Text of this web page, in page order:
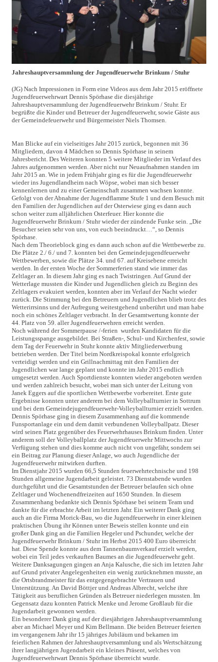
Jahreshauptversammlung der Jugendfeuerwehr Brinkum / Stuhr
(JG) Nach Impressionen in Form eine Videos aus dem Jahr 2015 eröffnete
Jugendfeuerwehrwart Dennis Spörhase die diesjährige
Jahreshauptversammlung der Jugendfeuerwehr Brinkum / Stuhr. Er
begrüßte die Kinder und Betreuer der Jugendfeuerwehr, sowie Gäste aus
der Gemeindefeuerwehr und Bürgermeister Niels Thomsen.
Man Blicke auf ein vielseitiges Jahr 2015 zurück, begonnen mit 36
Mitgliedern, davon 4 Mädchen so Dennis Spörhase in seinem
Jahresbericht. Des Weiteren konnten 5 weitere Mitglieder im Verlauf des
Jahres aufgenommen werden. Aber nicht nur Neuaufnahmen standen im
Jahr 2015 an. Wie in jedem Frühjahr ging es für die Jugendfeuerwehr
wieder ins Jugendlandheim nach Wöpse, wobei man sich besser
kennenlernen und zu einer Gemeinschaft zusammen wachsen konnte.
Gefolgt von der Abnahme der Jugendflamme Stufe 1 und dem Besuch mit
den Familien der Jugendlichen auf der Osterwiese ging es dann auch
schon weiter zum alljährlichen Osterfeuer. Hier konnte die
Jugendfeuerwehr Brinkum / Stuhr wieder der zündende Funke sein. „Die
Besucher seien sehr von uns, von euch beeindruckt…“, so Dennis
Spörhase.
Nach dem Theorieblock ging es dann auch schon auf die Wettbewerbe zu.
Die Plätze 2./ 6./ und 7. konnten bei den Gemeindejugendfeuerwehr
Wettbewerben, sowie die Plätze 34. und 67. auf Kreisebene erreicht
werden. In der ersten Woche der Sommerferien stand wie immer das
Zeltlager an. In diesem Jahr ging es nach Twistringen. Auf Grund der
Wetterlage mussten die Kinder und Jugendlichen gleich zu Beginn des
Zeltlagers evakuiert werden, konnten aber im Verlauf der Nacht wieder
zurück. Die Stimmung bei den Betreuern und Jugendlichen blieb trotz des
Wetterirrsinns und der Aufregung weitestgehend unberührt und man habe
noch ein schönes Zeltlager verbracht. In der Gesamtwertung konnte der
44. Platz von 59. aller Jugendfeuerwehren erreicht werden.
Noch während der Sommerpause /-ferien wurden Kandidaten für die
Leistungsspange ausgebildet. Bei Straßen-, Schul- und Kirchenfest, sowie
dem Tag der Feuerwehr in Stuhr konnte aktiv Mitgliederwerbung
betrieben werden. Der Titel beim Nordkreispokal konnte erfolgreich
verteidigt werden und ein Grillnachmittag mit den Familien der
Jugendlichen war lange geplant und konnte im Jahr 2015 endlich
umgesetzt werden. Auch Sportdienste konnten wieder angeboten werden
und werden zahlreich besucht, wobei man sich unter der Leitung von
Janek Eggers auf die sportlichen Wettbewerbe vorbereitet. Erste gute
Ergebnisse konnten unter anderem bei dem Volleyballturnier in Sottrum
und bei dem Gemeindejugendfeuerwehr-Volleyballturnier erzielt werden.
Dennis Spörhase ging in diesem Zusammenhang auf die kommende
Funsportanlage ein und dem damit verbundenen Volleyballpatz. Dieser
wird seinen Platz gegenüber des Feuerwehrhauses Brinkum finden. Unter
anderem soll der Volleyballplatz der Jugendfeuerwehr Mittwochs zur
Verfügung stehen und dies komme auch nicht von ungefähr, sondern sei
ein Beitrag zur Planung dieser Anlage, wo auch Jugendliche der
Jugendfeuerwehr mitwirken durften.
Im Dienstjahr 2015 wurden 66,5 Stunden feuerwehrtechnische und 198
Stunden allgemeine Jugendarbeit geleistet. 73 Dienstabende wurden
durchgeführt und die Gesamtstunden der Betreuer belaufen sich ohne
Zeltlager und Wochenendfreizeiten auf 1650 Stunden. In diesem
Zusammenhang bedankte sich Dennis Spörhase bei seinem Team und
dankte für die erbrachte Arbeit im letzten Jahr. Ein weiterer Dank ging
auch an die Firma Morick-Bau, wo die Jugendfeuerwehr in einer kleinen
praktischen Übung ihr Können unter Beweis stellen konnte und ein
großer Dank ging an die Familien Hegeler und Pschunder, welche der
Jugendfeuerwehr Brinkum / Stuhr im Herbst 2015 400 Euro überreicht
hat. Diese Spende konnte aus dem Tannenbaumverkauf erzielt werden,
wobei ein Teil jedes verkauften Baumes an die Jugendfeuerwehr geht.
Weitere Danksagungen gingen an Anja Kalusche, die sich im letzten Jahr
auf Grund privater Angelegenheiten ein wenig zurücknehmen musste, an
die Ortsbrandmeister für das entgegengebrachte Vertrauen und
Unterstützung. An David Böttjer und Andreas Albrecht, welche ihre
Tätigkeit aus beruflichen Gründen als Betreuer niederlegen mussten. Im
Gegensatz dazu konnten Patrick Menke und Jerome Großlaub für die
Jugendarbeit gewonnen werden.
Ein besonderer Dank ging auf der diesjährigen Jahreshauptversammlung
aber an Michael Meyer und Kim Bellmann. Die beiden Betreuer feierten
im vergangenem Jahr ihr 15 jähriges Jubiläum und bekamen im
feierlichen Rahmen der Jahreshauptversammlung und als Wertschätzung
ihrer langjährigen Jugendarbeit ein kleines Präsent, welches von
Jugendfeuerwehrwart Dennis Spörhase überreicht wurde.